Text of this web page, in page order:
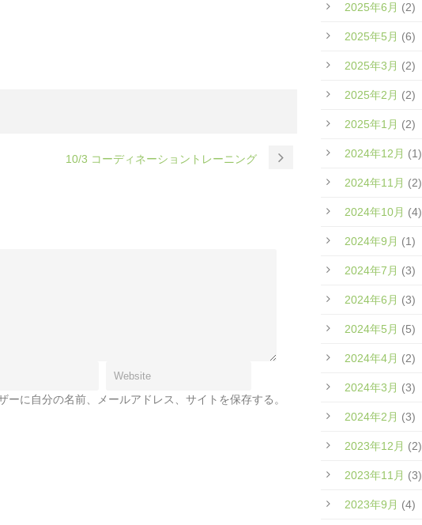
10/3 コーディネーショントレーニング
に自分の名前、メールアドレス、サイトを保存する。
2025年6月 (2)
2025年5月 (6)
2025年3月 (2)
2025年2月 (2)
2025年1月 (2)
2024年12月 (1)
2024年11月 (2)
2024年10月 (4)
2024年9月 (1)
2024年7月 (3)
2024年6月 (3)
2024年5月 (5)
2024年4月 (2)
2024年3月 (3)
2024年2月 (3)
2023年12月 (2)
2023年11月 (3)
2023年9月 (4)